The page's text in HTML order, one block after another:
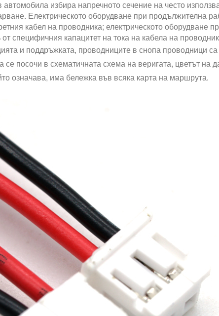
автомобила избира напречното сечение на често
Електрическото оборудване при продължителна
кабел на проводника; електрическото оборудване
специфичния капацитет на тока на кабела на
и поддръжката, проводниците в снопа проводници
се посочи в схематичната схема на веригата, цветът на
означава, има бележка във всяка карта на маршрута.